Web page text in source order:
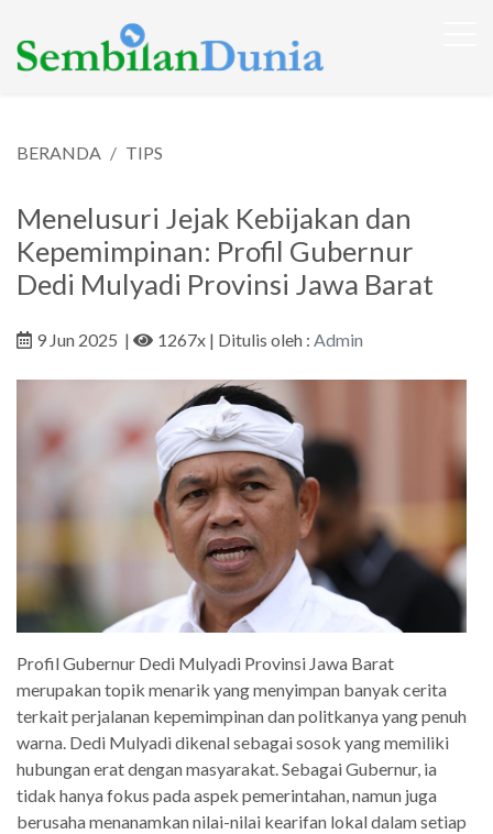
BERANDA TIPS
Menelusuri Jejak Kebijakan dan
Kepemimpinan: Profil Gubernur
Dedi Mulyadi Provinsi Jawa Barat
9 Jun 2025 | 1267x | Ditulis oleh : Admin
Profil Gubernur Dedi Mulyadi Provinsi Jawa Barat
merupakan topik menarik yang menyimpan banyak cerita
terkait perjalanan kepemimpinan dan politkanya yang penuh
warna. Dedi Mulyadi dikenal sebagai sosok yang memiliki
hubungan erat dengan masyarakat. Sebagai Gubernur, ia
tidak hanya fokus pada aspek pemerintahan, namun juga
berusaha menanamkan nilai-nilai kearifan lokal dalam setiap